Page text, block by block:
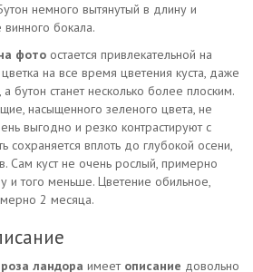
немного вытянутый в длину и
бокала.
фото остается привлекательной на
на все время цветения куста, даже
бутон станет несколько более плоским.
насыщенного зеленого цвета, не
выгодно и резко контрастируют с
сохраняется вплоть до глубокой осени,
Сам куст не очень рослый, примерно
и того меньше. Цветение обильное,
2 месяца.
ландора имеет описание довольно